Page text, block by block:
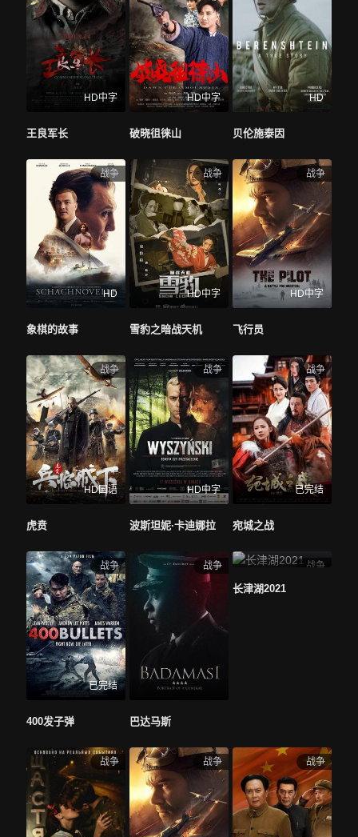
HD中字
王良军长
HD中字
破晓徂徕山
HD
贝伦施泰因
战争
HD
象棋的故事
战争
HD中字
雪豹之暗战天机
战争
HD中字
飞行员
战争
HD国语
虎贲
战争
HD中字
波斯坦妮·卡迪娜拉
战争
已完结
宛城之战
战争
已完结
400发子弹
战争
巴达马斯
战争
长津湖2021
战争 战争 战争